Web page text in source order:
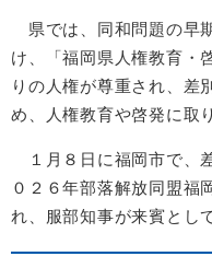
県では、同和問題の早
け、「福岡県人権教育・
りの人権が尊重され、差
め、人権教育や啓発に取
１月８日に福岡市で、
０２６年部落解放同盟福
れ、服部知事が来賓とし